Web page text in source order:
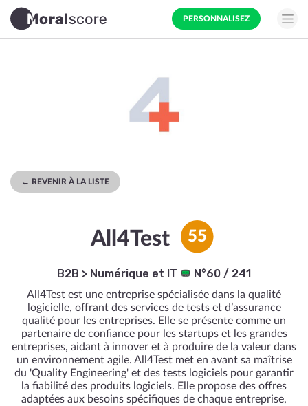
PERSONNALISEZ
← REVENIR À LA LISTE
All4Test 55
B2B > Numérique et IT N°60 / 241
All4Test est une entreprise spécialisée dans la qualité
logicielle, offrant des services de tests et d’assurance
qualité pour les entreprises. Elle se présente comme un
partenaire de confiance pour les startups et les grandes
entreprises, aidant à innover et à produire de la valeur dans
un environnement agile. All4Test met en avant sa maîtrise
du 'Quality Engineering' et des tests logiciels pour garantir
la fiabilité des produits logiciels. Elle propose des offres
adaptées aux besoins spécifiques de chaque entreprise,